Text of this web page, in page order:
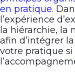
en pratique.
l’expérience
la hiérarchie, la
afin d’intégrer
votre pratique